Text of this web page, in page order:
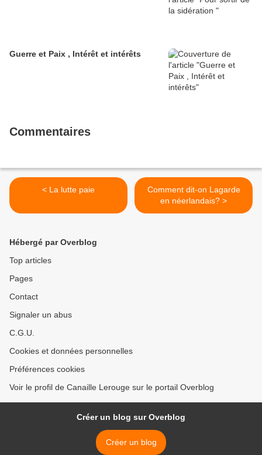
Guerre et Paix , Intérêt et intérêts
Commentaires
< La lutte paie
Comment dit-on Lagarde
en néerlandais? >
Hébergé par Overblog
Top articles
Pages
Contact
Signaler un abus
C.G.U.
Cookies et données personnelles
Préférences cookies
Voir le profil de Canaille Lerouge sur le portail Overblog
Créer un blog sur Overblog
Créer un blog